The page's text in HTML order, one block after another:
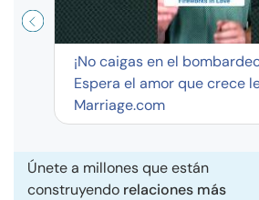
¡No caigas en el
Espera el amor que crece
Marriage.com
Únete a millones que están
construyendo relaciones más